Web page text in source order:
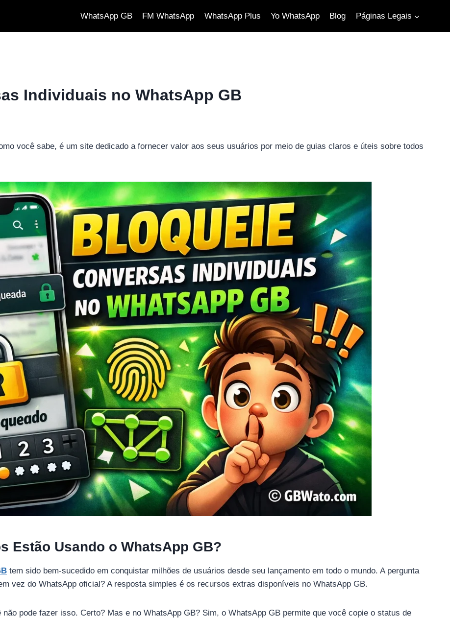
WhatsApp GB FM WhatsApp WhatsApp Plus Yo WhatsApp Blog Páginas Legais
Individuais no WhatsApp GB
você sabe, é um site dedicado a fornecer valor aos seus usuários por meio de guias claros e úteis sobre todos
Estão Usando o WhatsApp GB?
tem sido bem-sucedido em conquistar milhões de usuários desde seu lançamento em todo o mundo. A pergunta
vez do WhatsApp oficial? A resposta simples é os recursos extras disponíveis no WhatsApp GB.
pode fazer isso. Certo? Mas e no WhatsApp GB? Sim, o WhatsApp GB permite que você copie o status de